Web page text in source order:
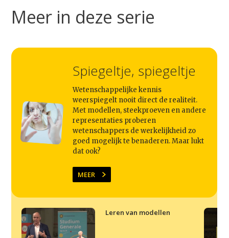
Studium Generale
Home
Agenda
Video
Podcast
Artikelen
Meer in deze serie
Spiegeltje, spiegeltje
Wetenschappelijke kennis
weerspiegelt nooit direct de realiteit.
Met modellen, steekproeven en andere
representaties proberen
wetenschappers de werkelijkheid zo
goed mogelijk te benaderen. Maar lukt
dat ook?
MEER
Leren van modellen